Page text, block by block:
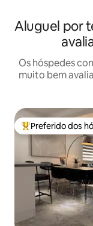
Aluguel por
Os hóspedes
muito bem
Entre os melhores
Preferido dos